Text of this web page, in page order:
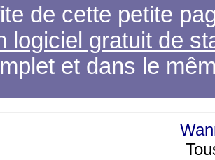
de cette petite
logiciel gratuit de
et dans le